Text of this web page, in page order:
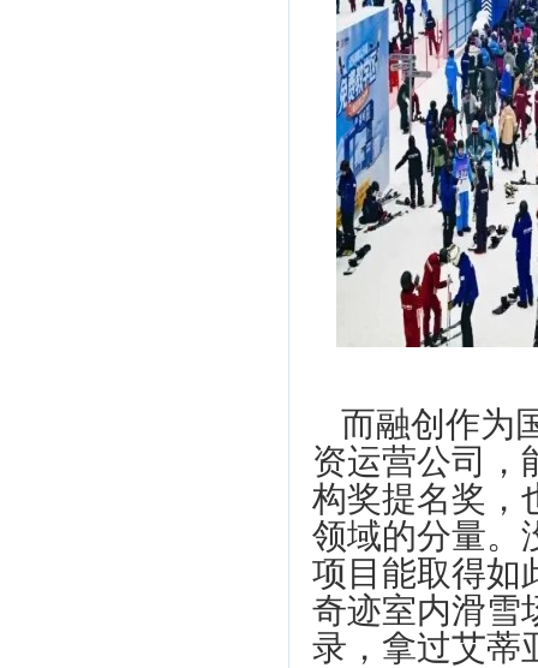
而融创作为
资运营公司，
构奖提名奖，
领域的分量。
项目能取得如
奇迹室内滑雪
录，拿过艾蒂